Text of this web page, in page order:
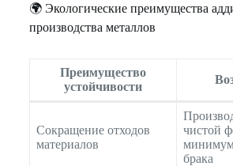
🌍 Экологические преимущества
производства металлов
Преимущество
устойчивости
Сокращение отходов
материалов
чистой
брака